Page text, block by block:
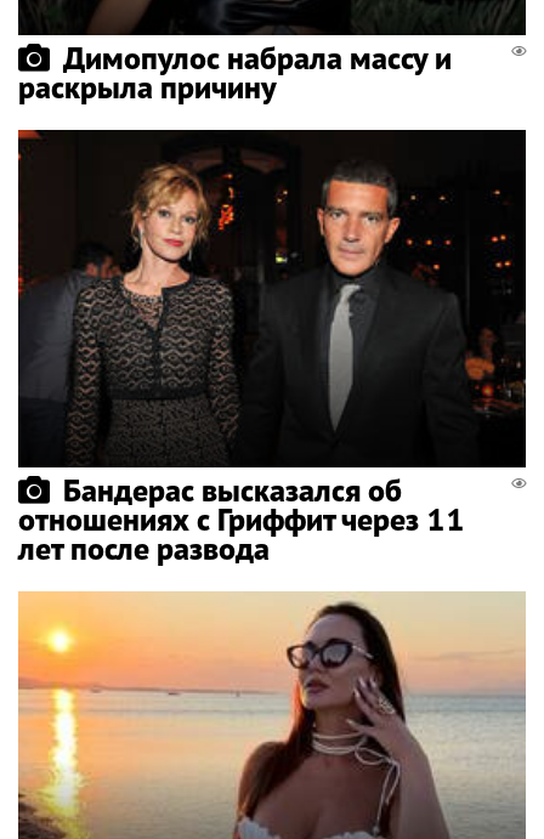
Димопулос набрала массу и
раскрыла причину
Бандерас высказался об
отношениях с Гриффит через 11
лет после развода